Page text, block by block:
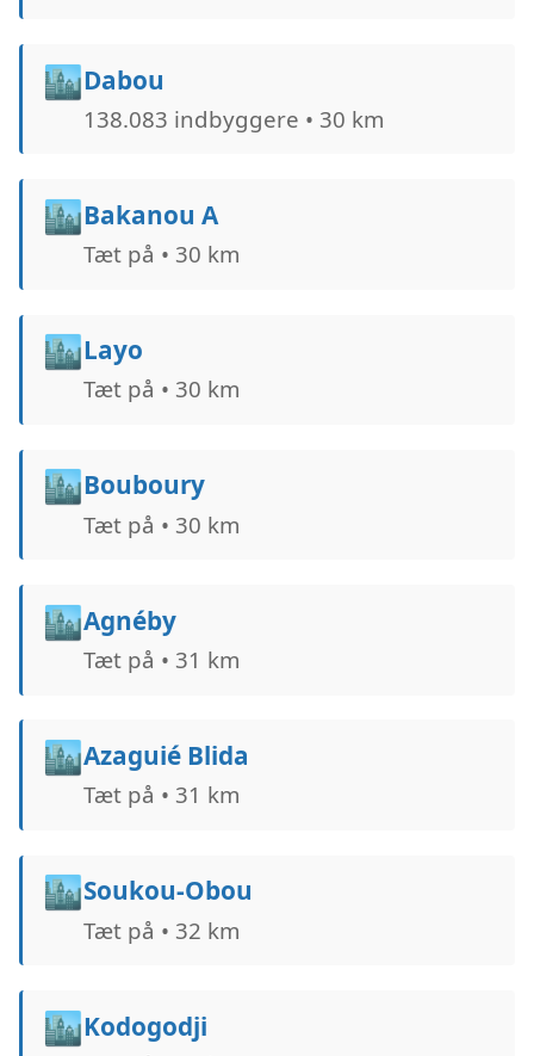
🏙️Dabou
138.083 indbyggere • 30 km
🏙️Bakanou A
Tæt på • 30 km
🏙️Layo
Tæt på • 30 km
🏙️Bouboury
Tæt på • 30 km
🏙️Agnéby
Tæt på • 31 km
🏙️Azaguié Blida
Tæt på • 31 km
🏙️Soukou-Obou
Tæt på • 32 km
🏙️Kodogodji